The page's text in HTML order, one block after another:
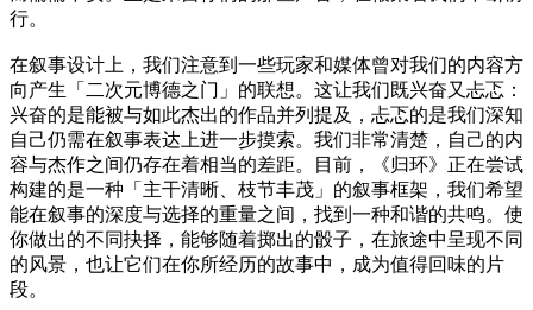
行。
在叙事设计上，我们注意到一些玩家和媒体曾对我们的内容方
向产生「二次元博德之门」的联想。这让我们既兴奋又忐忑：
兴奋的是能被与如此杰出的作品并列提及，忐忑的是我们深知
自己仍需在叙事表达上进一步摸索。我们非常清楚，自己的内
容与杰作之间仍存在着相当的差距。目前，《归环》正在尝试
构建的是一种「主干清晰、枝节丰茂」的叙事框架，我们希望
能在叙事的深度与选择的重量之间，找到一种和谐的共鸣。使
你做出的不同抉择，能够随着掷出的骰子，在旅途中呈现不同
的风景，也让它们在你所经历的故事中，成为值得回味的片
段。